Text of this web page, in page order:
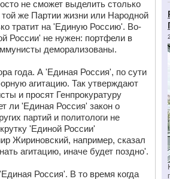
не сможет выделить столько
той же Партии жизни или Народной
тратит на 'Единую Россию'. Во-
России' не нужен: портфели в
деморализованы.
года. А 'Единая Россия', по сути
агитацию. Так утверждают
и просят Генпрокуратуру
ли 'Единая Россия' закон о
партий и политологи не
'Единой России'
Жириновский, например, сказал
агитацию, иначе будет поздно'.
Россия'. В то время когда